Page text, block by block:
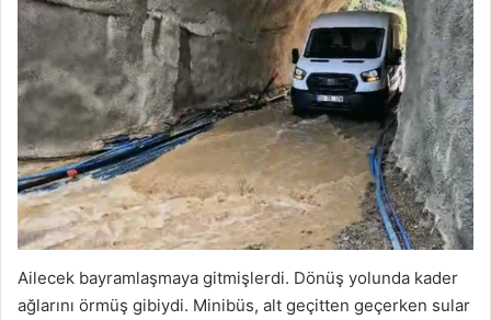
Ailecek bayramlaşmaya gitmişlerdi. Dönüş yolunda kader
ağlarını örmüş gibiydi. Minibüs, alt geçitten geçerken sular